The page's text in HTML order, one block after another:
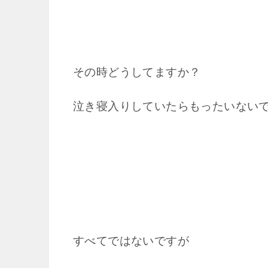
その時どうしてますか？
泣き寝入りしていたらもったいない
すべてではないですが